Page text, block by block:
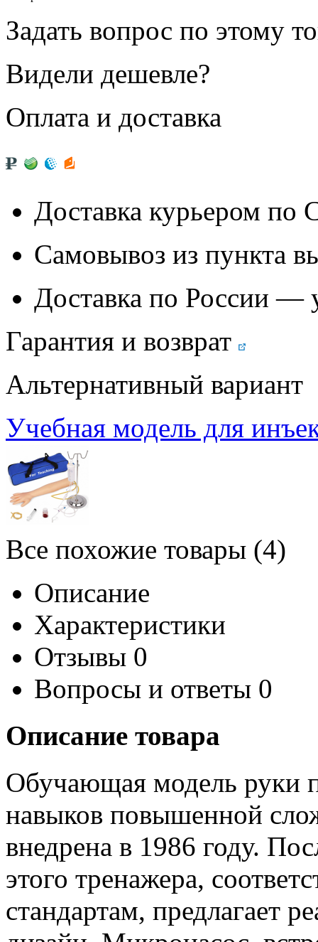
Задать вопрос по этому
Видели дешевле?
Оплата и доставка
Доставка курьером
Самовывоз из пункта
Доставка по России —
Гарантия и возврат
Альтернативный вариант
Учебная модель для
Все похожие товары (4)
Описание
Характеристики
Отзывы 0
Вопросы и ответы 0
Описание товара
Обучающая модель руки
навыков повышенной
внедрена в 1986 году.
этого тренажера,
стандартам, предлагает